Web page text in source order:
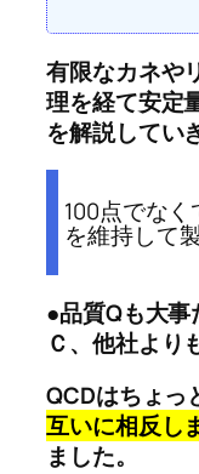
有限なカネや
理を経て安定
を解説してい
100点でな
を維持して
●品質Qも大
Ｃ、他社より
QCDはちょっ
互いに相反し
ました。